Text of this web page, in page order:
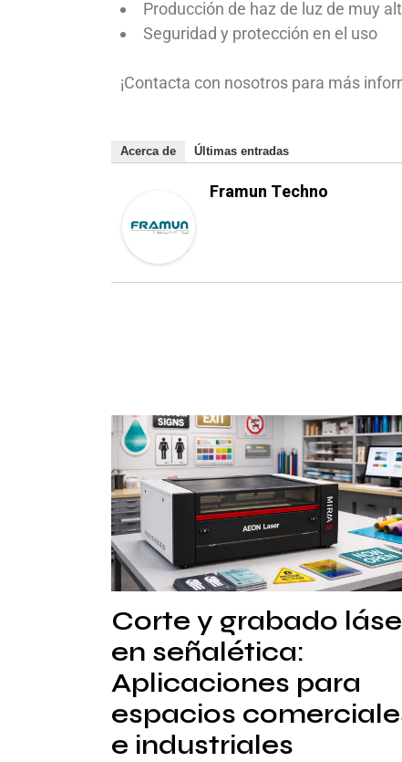
Producción de haz de luz de muy
Seguridad y protección en el uso
¡Contacta con nosotros para más
Acerca de Últimas entradas
Framun Techno
Corte y grabado
en señalética:
Aplicaciones para
espacios
e industriales